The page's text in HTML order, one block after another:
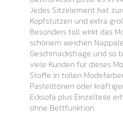
Jedes Sitzelement hat
Kopfstützen und extra
Besonders toll wirkt das
schönem weichen
Geschmacksfrage und so
viele Kunden für dieses
Stoffe in tollen
Pastelltönen oder
Ecksofa plus Einzelteile
ohne Bettfunktion.